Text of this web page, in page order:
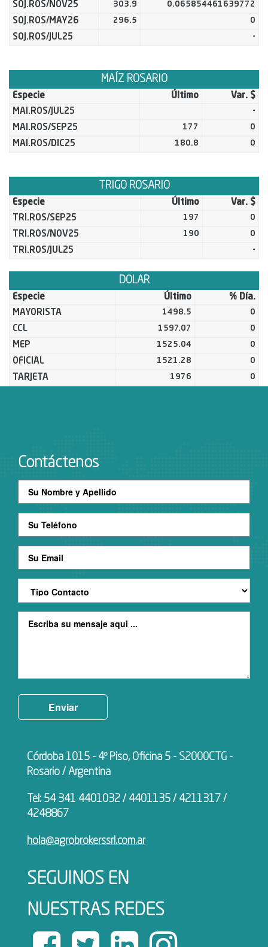
SOJ.ROS/NOV25
303.9 0.065854461639772
SOJ.ROS/MAY26 296.5 0
SOJ.ROS/JUL25 -
MAÍZ ROSARIO
Especie Último
Var. $
MAI.ROS/JUL25
-
MAI.ROS/SEP25 177 0
MAI.ROS/DIC25 180.8 0
TRIGO ROSARIO
Especie Último
Var. $
TRI.ROS/SEP25
197 0
TRI.ROS/NOV25 190 0
TRI.ROS/JUL25 -
DOLAR
Especie Último
% Día.
MAYORISTA
1498.5 0
CCL 1597.07 0
MEP 1525.04 0
OFICIAL 1521.28 0
TARJETA 1976 0
Contáctenos
Enviar
Córdoba 1015 - 4º Piso, Oficina 5 - S2000CTG -
Rosario / Argentina
Tel: 54 341 4401032 / 4401135 / 4211317 /
4248867
hola@agrobrokerssrl.com.ar
SEGUINOS EN
NUESTRAS REDES